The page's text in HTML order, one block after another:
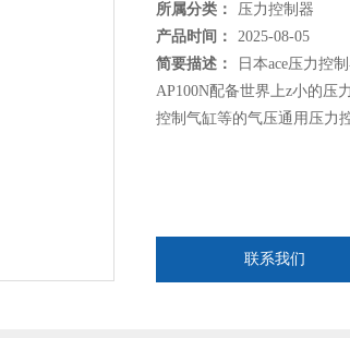
所属分类：
压力控制器
产品时间：
2025-08-05
简要描述：
日本ace压力控
AP100N配备世界上z小的压
控制气缸等的气压通用压力
联系我们